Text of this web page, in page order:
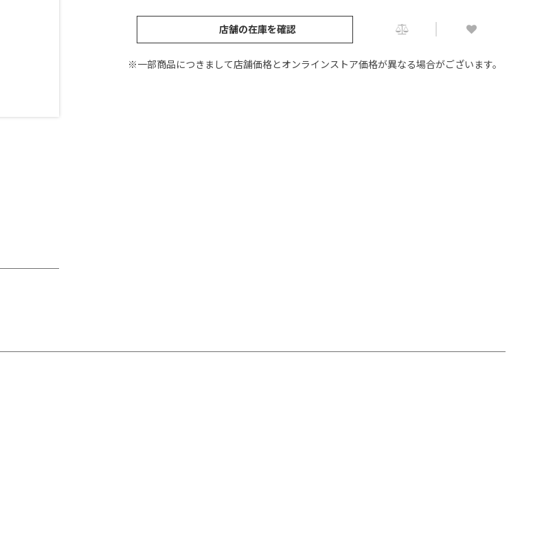
店舗の在庫を確認
※一部商品につきまして店舗価格とオンラインストア価格が異なる場合がございます。